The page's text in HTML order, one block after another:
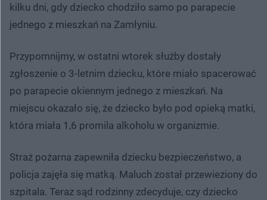
kilku dni, gdy dziecko chodziło samo po parapecie
jednego z mieszkań na Zamłyniu.
Przypomnijmy, w ostatni wtorek służby dostały
zgłoszenie o 3-letnim dziecku, które miało spacerować
po parapecie okiennym jednego z mieszkań. Na
miejscu okazało się, że dziecko było pod opieką matki,
która miała 1,6 promila alkoholu w organizmie.
Straż pożarna zapewniła dziecku bezpieczeństwo, a
policja zajęła się matką. Maluch został przewieziony do
szpitala. Teraz sąd rodzinny zdecyduje, czy dziecko